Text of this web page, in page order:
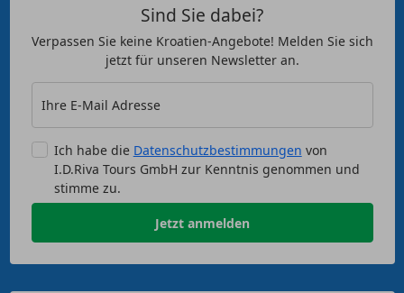
Sind Sie dabei?
Verpassen Sie keine Kroatien-Angebote! Melden Sie sich
jetzt für unseren Newsletter an.
Ihre E-Mail Adresse
Ich habe die Datenschutzbestimmungen von
I.D.Riva Tours GmbH zur Kenntnis genommen und
stimme zu.
Jetzt anmelden